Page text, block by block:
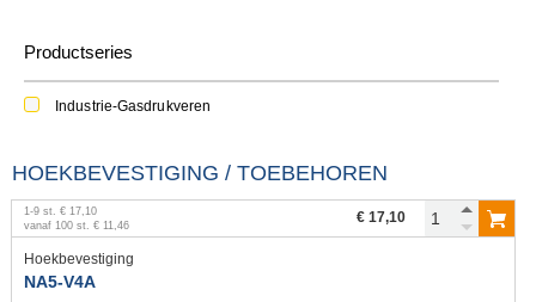
Productseries
Industrie-Gasdrukveren
HOEKBEVESTIGING / TOEBEHOREN
1 -9 st. € 17,10
vanaf 100 st. € 11,46 € 17,10
Hoekbevestiging
NA5-V4A